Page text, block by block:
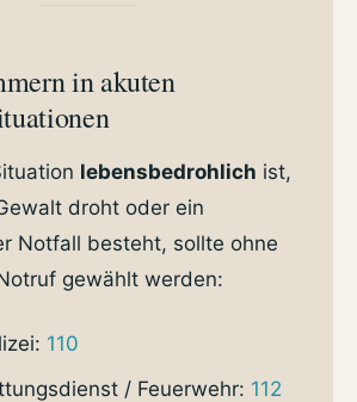
in akuten
lebensbedrohlich ist,
droht oder ein
Notfall besteht, sollte ohne
gewählt werden:
110
/ Feuerwehr: 112